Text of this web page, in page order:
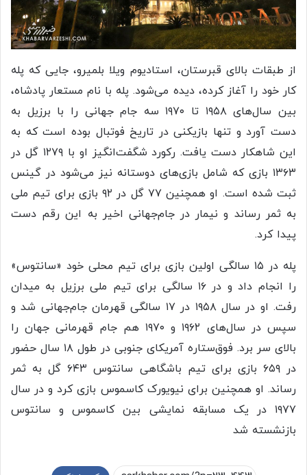
از طبقات بالای قبرستان، استادیوم ویلا بلمیرو، جایی که پله
کار خود را آغاز کرده، دیده می‌شود. پله با نام مستعار پادشاه،
بین سال‌های ۱۹۵۸ تا ۱۹۷۰ سه جام جهانی را با برزیل به
دست آورد و تنها بازیکنی در تاریخ فوتبال بوده است که به
این شاهکار دست یافت. رکورد شگفت‌انگیز او با ۱۲۷۹ گل در
۱۳۶۳ بازی که شامل بازی‌های دوستانه نیز می‌شود در گینس
ثبت شده است. او همچنین ۷۷ گل در ۹۲ بازی برای تیم ملی
به ثمر رساند و نیمار در جام‌جهانی اخیر به این رقم دست
پیدا کرد.
پله در ۱۵ سالگی اولین بازی برای تیم محلی خود «سانتوس»
را انجام داد و در ۱۶ سالگی برای تیم ملی برزیل به میدان
رفت. او در سال ۱۹۵۸ در ۱۷ سالگی قهرمان جام‌جهانی شد و
سپس در سال‌های ۱۹۶۲ و ۱۹۷۰ هم جام قهرمانی جهان را
بالای سر برد. فوق‌ستاره آمریکای جنوبی در طول ۱۸ سال حضور
در ۶۵۹ بازی برای تیم باشگاهی سانتوس ۶۴۳ گل به ثمر
رساند. او همچنین برای نیویورک کاسموس بازی کرد و در سال
۱۹۷۷ در یک مسابقه نمایشی بین کاسموس و سانتوس
بازنشسته شد